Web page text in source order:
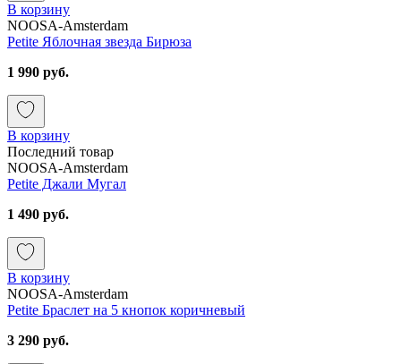
В корзину
NOOSA-Amsterdam
Petite Яблочная звезда Бирюза
1 990 руб.
В корзину
Последний товар
NOOSA-Amsterdam
Petite Джали Мугал
1 490 руб.
В корзину
NOOSA-Amsterdam
Petite Браслет на 5 кнопок коричневый
3 290 руб.